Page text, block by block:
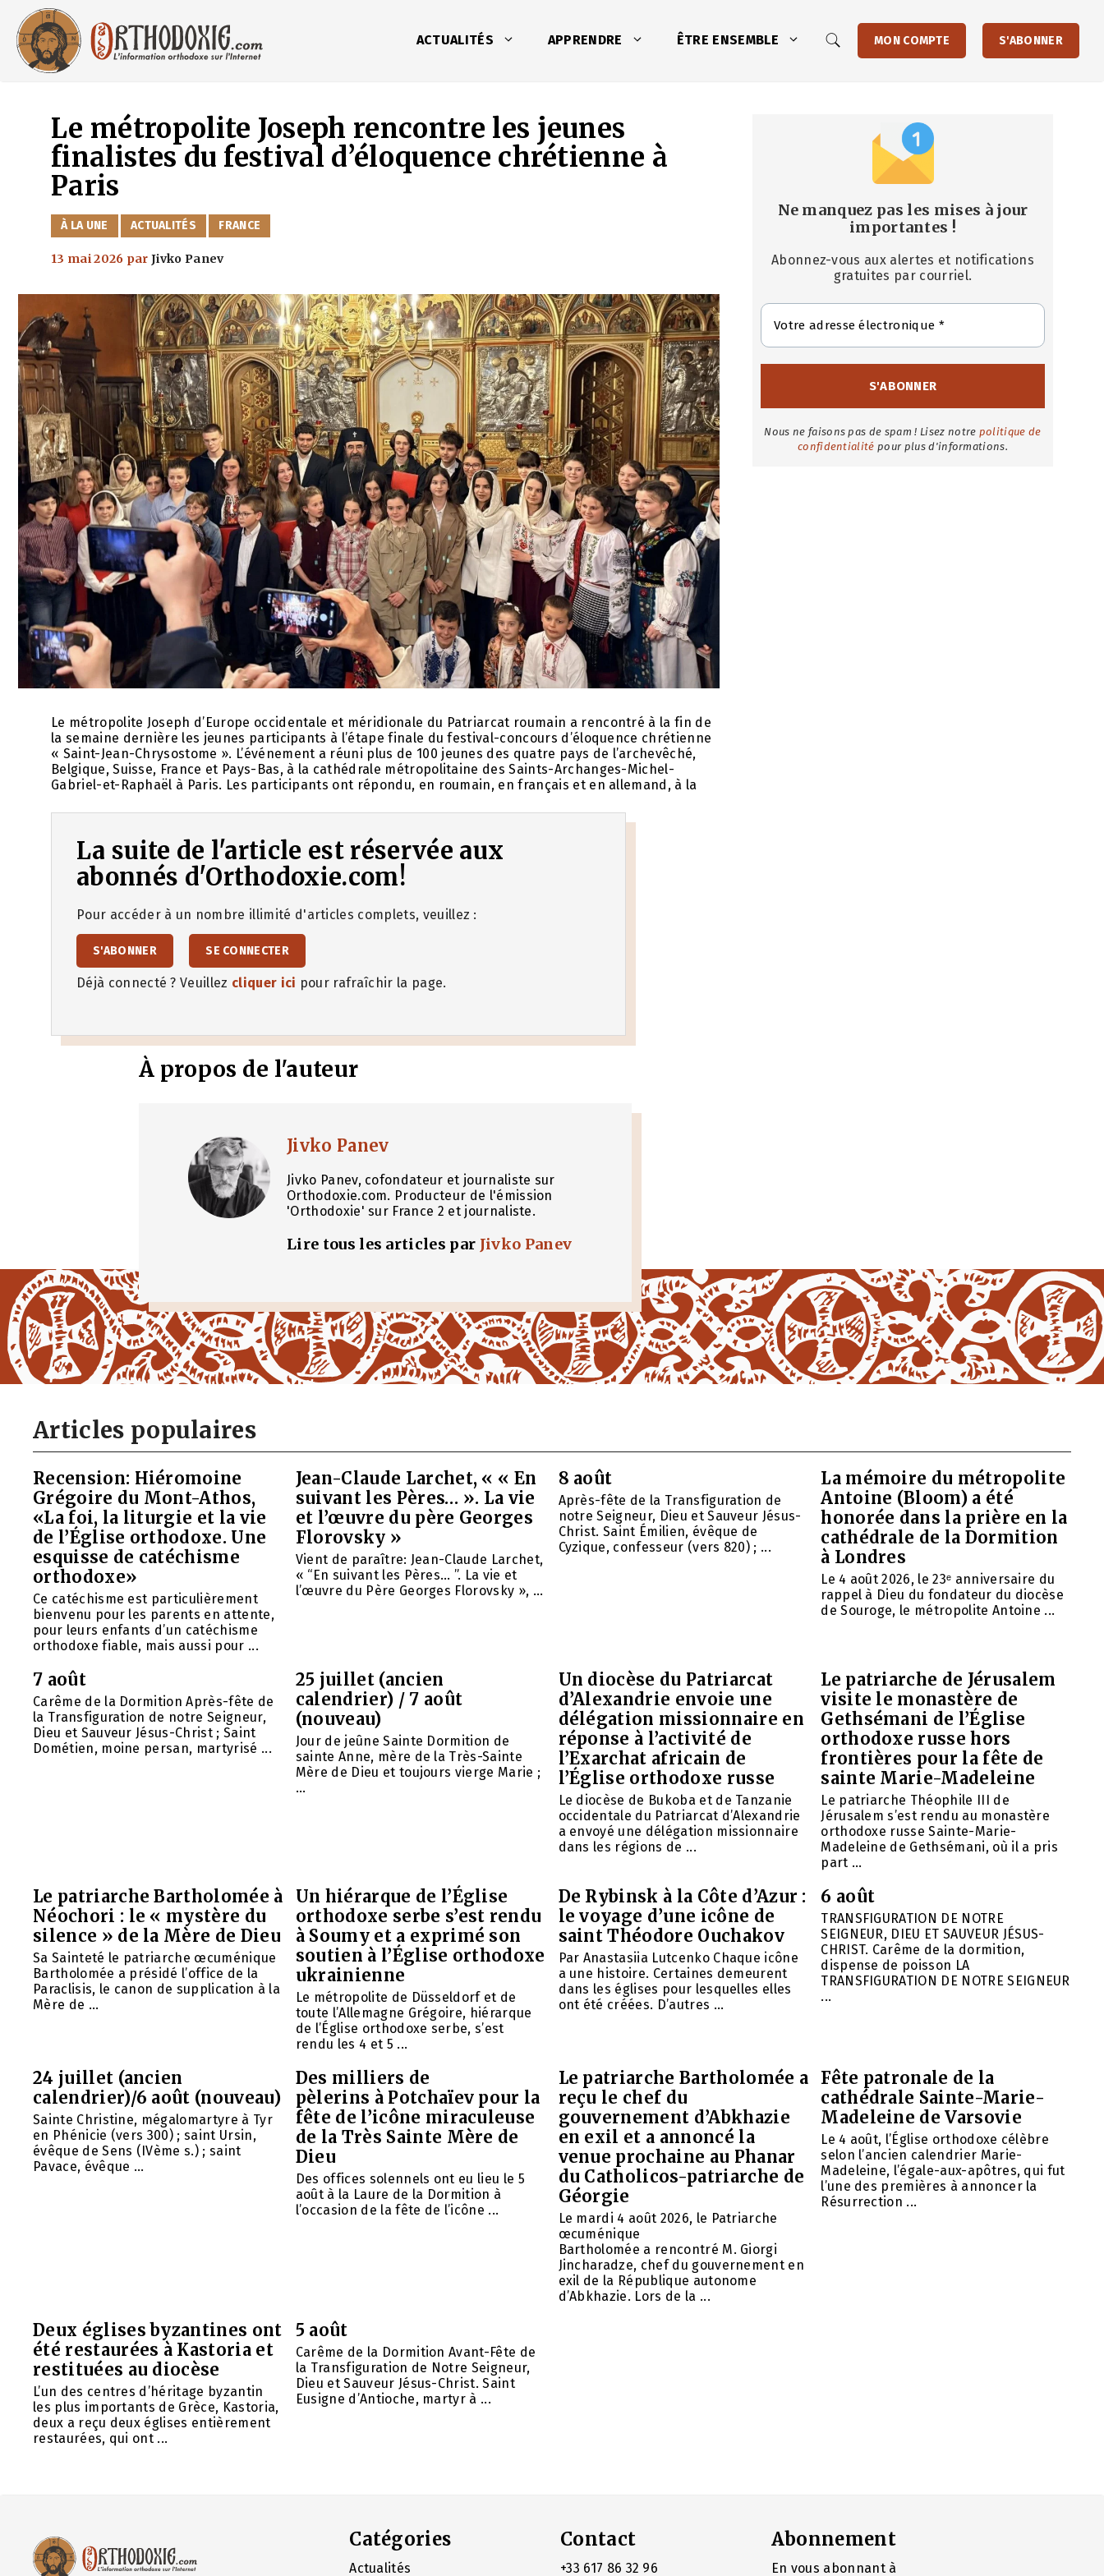
contenu
ACTUALITÉS APPRENDRE ÊTRE ENSEMBLE MON COMPTE S'ABONNER
Le métropolite Joseph rencontre les jeunes
finalistes du festival d’éloquence chrétienne à
Paris
CATÉGORIES
À LA UNE ACTUALITÉS FRANCE
13 mai 2026 parJivko Panev
Le métropolite Joseph d’Europe occidentale et méridionale du Patriarcat roumain a rencontré à la fin de
la semaine dernière les jeunes participants à l’étape finale du festival-concours d’éloquence chrétienne
« Saint-Jean-Chrysostome ». L’événement a réuni plus de 100 jeunes des quatre pays de l’archevêché,
Belgique, Suisse, France et Pays-Bas, à la cathédrale métropolitaine des Saints-Archanges-Michel-
Gabriel-et-Raphaël à Paris. Les participants ont répondu, en roumain, en français et en allemand, à la
La suite de l'article est réservée aux
abonnés d'Orthodoxie.com!
Pour accéder à un nombre illimité d'articles complets, veuillez :
S'ABONNER SE CONNECTER
Déjà connecté ? Veuillez cliquer ici pour rafraîchir la page.
À propos de l'auteur
Jivko Panev
Jivko Panev, cofondateur et journaliste sur
Orthodoxie.com. Producteur de l'émission
'Orthodoxie' sur France 2 et journaliste.
Lire tous les articles par Jivko Panev
Ne manquez pas les mises à jour
importantes !
Abonnez-vous aux alertes et notifications
gratuites par courriel.
Nous ne faisons pas de spam ! Lisez notre politique de
confidentialité pour plus d'informations.
Articles populaires
Recension: Hiéromoine
Grégoire du Mont-Athos,
«La foi, la liturgie et la vie
de l’Église orthodoxe. Une
esquisse de catéchisme
orthodoxe»
Ce catéchisme est particulièrement
bienvenu pour les parents en attente,
pour leurs enfants d’un catéchisme
orthodoxe fiable, mais aussi pour ...
Jean-Claude Larchet, « « En
suivant les Pères… ». La vie
et l’œuvre du père Georges
Florovsky »
Vient de paraître: Jean-Claude Larchet,
« “En suivant les Pères… ”. La vie et
l’œuvre du Père Georges Florovsky », ...
8 août
Après-fête de la Transfiguration de
notre Seigneur, Dieu et Sauveur Jésus-
Christ. Saint Émilien, évêque de
Cyzique, confesseur (vers 820) ; ...
La mémoire du métropolite
Antoine (Bloom) a été
honorée dans la prière en la
cathédrale de la Dormition
à Londres
Le 4 août 2026, le 23ᵉ anniversaire du
rappel à Dieu du fondateur du diocèse
de Souroge, le métropolite Antoine ...
7 août
Carême de la Dormition Après-fête de
la Transfiguration de notre Seigneur,
Dieu et Sauveur Jésus-Christ ; Saint
Dométien, moine persan, martyrisé ...
25 juillet (ancien
calendrier) / 7 août
(nouveau)
Jour de jeûne Sainte Dormition de
sainte Anne, mère de la Très-Sainte
Mère de Dieu et toujours vierge Marie ;
...
Un diocèse du Patriarcat
d’Alexandrie envoie une
délégation missionnaire en
réponse à l’activité de
l’Exarchat africain de
l’Église orthodoxe russe
Le diocèse de Bukoba et de Tanzanie
occidentale du Patriarcat d’Alexandrie
a envoyé une délégation missionnaire
dans les régions de ...
Le patriarche de Jérusalem
visite le monastère de
Gethsémani de l’Église
orthodoxe russe hors
frontières pour la fête de
sainte Marie-Madeleine
Le patriarche Théophile III de
Jérusalem s’est rendu au monastère
orthodoxe russe Sainte-Marie-
Madeleine de Gethsémani, où il a pris
part ...
Le patriarche Bartholomée à
Néochori : le « mystère du
silence » de la Mère de Dieu
Sa Sainteté le patriarche œcuménique
Bartholomée a présidé l’office de la
Paraclisis, le canon de supplication à la
Mère de ...
Un hiérarque de l’Église
orthodoxe serbe s’est rendu
à Soumy et a exprimé son
soutien à l’Église orthodoxe
ukrainienne
Le métropolite de Düsseldorf et de
toute l’Allemagne Grégoire, hiérarque
de l’Église orthodoxe serbe, s’est
rendu les 4 et 5 ...
De Rybinsk à la Côte d’Azur :
le voyage d’une icône de
saint Théodore Ouchakov
Par Anastasiia Lutcenko Chaque icône
a une histoire. Certaines demeurent
dans les églises pour lesquelles elles
ont été créées. D’autres ...
6 août
TRANSFIGURATION DE NOTRE
SEIGNEUR, DIEU ET SAUVEUR JÉSUS-
CHRIST. Carême de la dormition,
dispense de poisson LA
TRANSFIGURATION DE NOTRE SEIGNEUR
...
24 juillet (ancien
calendrier)/6 août (nouveau)
Sainte Christine, mégalomartyre à Tyr
en Phénicie (vers 300) ; saint Ursin,
évêque de Sens (IVème s.) ; saint
Pavace, évêque ...
Des milliers de
pèlerins à Potchaïev pour la
fête de l’icône miraculeuse
de la Très Sainte Mère de
Dieu
Des offices solennels ont eu lieu le 5
août à la Laure de la Dormition à
l’occasion de la fête de l’icône ...
Le patriarche Bartholomée a
reçu le chef du
gouvernement d’Abkhazie
en exil et a annoncé la
venue prochaine au Phanar
du Catholicos-patriarche de
Géorgie
Le mardi 4 août 2026, le Patriarche
œcuménique
Bartholomée a rencontré M. Giorgi
Jincharadze, chef du gouvernement en
exil de la République autonome
d’Abkhazie. Lors de la ...
Fête patronale de la
cathédrale Sainte-Marie-
Madeleine de Varsovie
Le 4 août, l’Église orthodoxe célèbre
selon l’ancien calendrier Marie-
Madeleine, l’égale-aux-apôtres, qui fut
l’une des premières à annoncer la
Résurrection ...
Deux églises byzantines ont
été restaurées à Kastoria et
restituées au diocèse
L’un des centres d’héritage byzantin
les plus importants de Grèce, Kastoria,
deux a reçu deux églises entièrement
restaurées, qui ont ...
5 août
Carême de la Dormition Avant-Fête de
la Transfiguration de Notre Seigneur,
Dieu et Sauveur Jésus-Christ. Saint
Eusigne d’Antioche, martyr à ...
Catégories
Actualités
Contact
+33 617 86 32 96
Abonnement
En vous abonnant à